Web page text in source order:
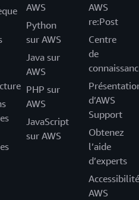
AWS
Python
sur AWS
Java sur
AWS
PHP sur
AWS
JavaScript
sur AWS
AWS
re:Post
Centre
de
d’AWS
Support
Obtenez
l’aide
d’experts
Accessibilité
AWS